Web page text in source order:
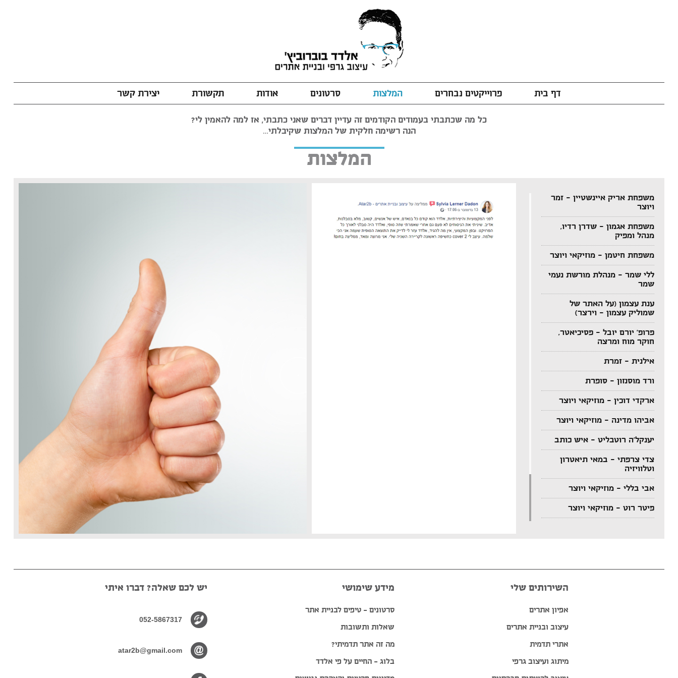
דף בית פרוייקטים נבחרים המלצות סרטונים אודות תקשורת יצירת קשר
כל מה שכתבתי בעמודים הקודמים זה עדיין דברים שאני כתבתי, אז למה להאמין לי?
הנה רשימה חלקית של המלצות שקיבלתי…
המלצות
משפחת אריק איינשטיין – זמר
ויוצר
משפחת אגמון – שדרן רדיו,
מנהל ומפיק
משפחת חיטמן – מוזיקאי ויוצר
ללי שמר – מנהלת מורשת נעמי
שמר
ענת עצמון (על האתר של
שמוליק עצמון – וירצר)
פרופ' יורם יובל – פסיכיאטר,
חוקר מוח ומרצה
אילנית – זמרת
ורד מוסנזון – סופרת
ארקדי דוכין – מוזיקאי ויוצר
אביהו מדינה – מוזיקאי ויוצר
יענקל'ה רוטבליט – איש כותב
צדי צרפתי – במאי תיאטרון
וטלוויזיה
אבי בללי – מוזיקאי ויוצר
פיטר רוט – מוזיקאי ויוצר
השירותים שלי
אפיון אתרים
עיצוב ובניית אתרים
אתרי תדמית
מיתוג ועיצוב גרפי
מידע שימושי
סרטונים – טיפים לבניית אתר
שאלות ותשובות
מה זה אתר תדמיתי?
בלוג – החיים על פי אלדד
יש לכם שאלה? דברו איתי
052-5867317
atar2b@gmail.com